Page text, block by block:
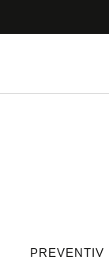
PREVENTIV